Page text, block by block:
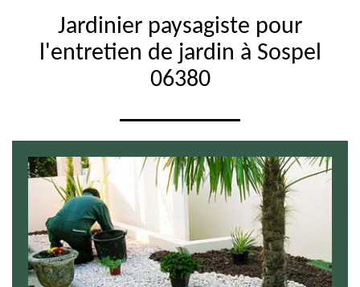
Jardinier paysagiste pour
l'entretien de jardin à Sospel
06380